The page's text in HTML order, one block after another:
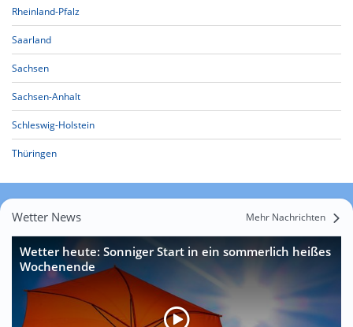
Rheinland-Pfalz
Saarland
Sachsen
Sachsen-Anhalt
Schleswig-Holstein
Thüringen
Wetter News Mehr Nachrichten
Wetter heute: Sonniger Start in ein sommerlich heißes
Wochenende